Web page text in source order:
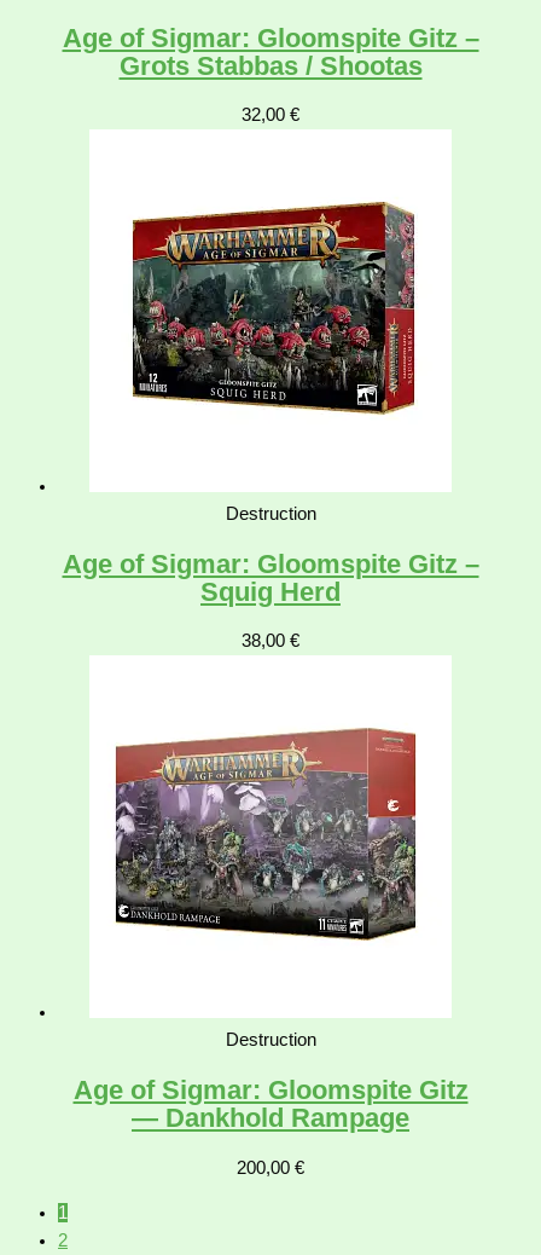
Age of Sigmar: Gloomspite Gitz –
Grots Stabbas / Shootas
32,00 €
Destruction
Age of Sigmar: Gloomspite Gitz –
Squig Herd
38,00 €
Destruction
Age of Sigmar: Gloomspite Gitz
— Dankhold Rampage
200,00 €
1
2